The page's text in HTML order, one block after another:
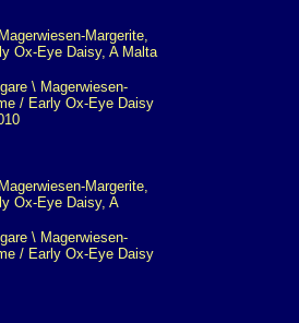
\ Magerwiesen-
/ Early Ox-Eye Daisy
\ Magerwiesen-
/ Early Ox-Eye Daisy